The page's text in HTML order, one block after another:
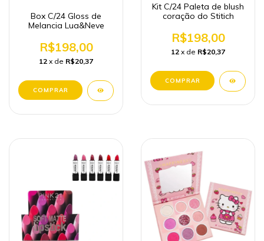
Box C/24 Gloss de
Melancia Lua&Neve
R$198,00
12 x de R$20,37
Kit C/24 Paleta de blush
coração do Stitich
R$198,00
12 x de R$20,37